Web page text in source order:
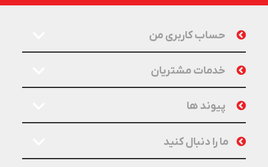
حساب کاربری من
خدمات مشتریان
پیوند ها
ما را دنبال کنید